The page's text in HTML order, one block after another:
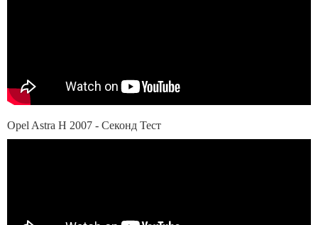
Opel Astra H 2007 - Секонд Тест